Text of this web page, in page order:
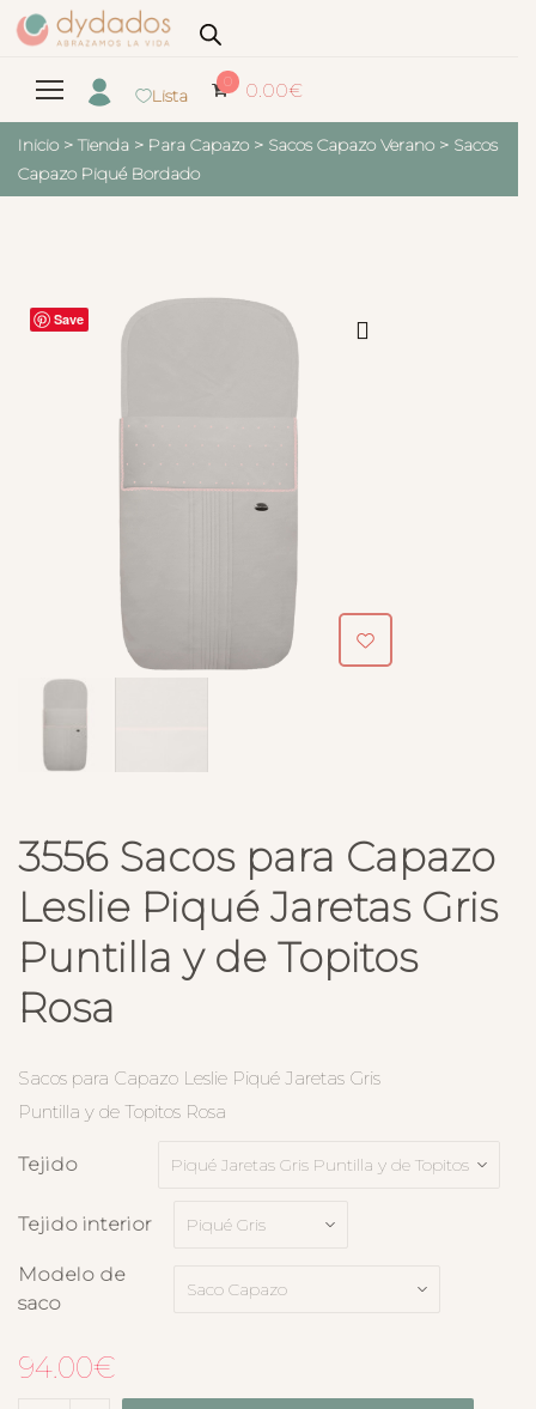
Lista
0 0.00€
Inicio > Tienda > Para Capazo > Sacos Capazo Verano > Sacos
Capazo Piqué Bordado
Save
3556 Sacos para Capazo
Leslie Piqué Jaretas Gris
Puntilla y de Topitos
Rosa
Sacos para Capazo Leslie Piqué Jaretas Gris
Puntilla y de Topitos Rosa
Tejido
Tejido interior
Modelo de
saco
94.00€